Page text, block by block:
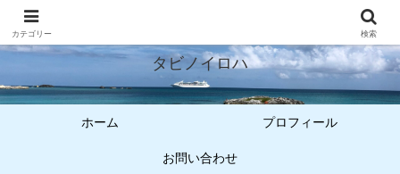
タビノイロハ
ホーム プロフィール
お問い合わせ
カテゴリー 検索